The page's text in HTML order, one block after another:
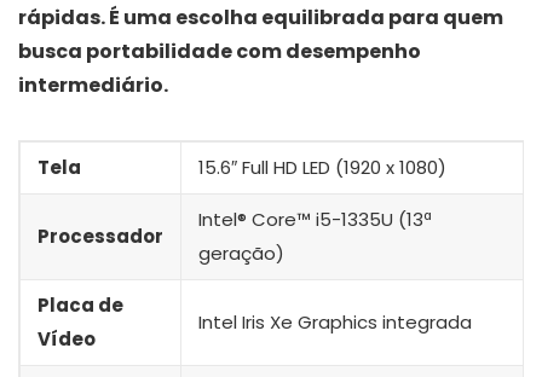
rápidas. É uma escolha equilibrada para quem
busca portabilidade com desempenho
intermediário.
Tela 15.6″ Full HD LED (1920 x 1080)
Processador
Intel® Core™ i5-1335U (13ª
geração)
Placa de
Vídeo
Intel Iris Xe Graphics integrada